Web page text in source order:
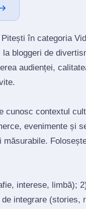
în categoria
bloggeri de
audienței,
cunosc contextul
evenimente și
interese, limbă);
integrare (stories,